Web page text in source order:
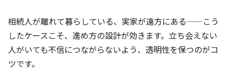
相続人が離れて暮らしている、実家が遠方にある——こう
したケースこそ、進め方の設計が効きます。立ち会えない
人がいても不信につながらないよう、透明性を保つのがコ
ツです。